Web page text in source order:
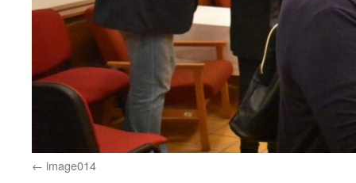
image014